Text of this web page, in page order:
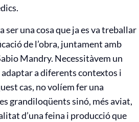
ser una cosa que ja es va treballar
de l’obra, juntament amb
Mandry. Necessitàvem un
a diferents contextos i
cas, no volíem fer una
grandiloqüents sinó, més aviat,
d’una feina i producció que